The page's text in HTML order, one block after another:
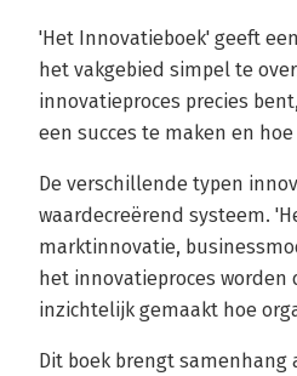
'Het Innovatieboek' geeft
het vakgebied simpel te
innovatieproces precies
een succes te maken en
De verschillende typen
waardecreërend systeem.
marktinnovatie,
het innovatieproces
inzichtelijk gemaakt hoe
Dit boek brengt